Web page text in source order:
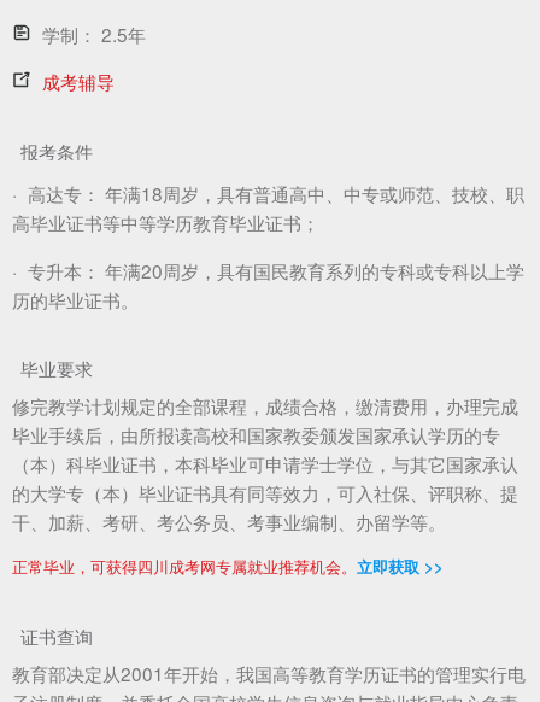
学制： 2.5年
成考辅导
报考条件
· 高达专： 年满18周岁，具有普通高中、中专或师范、技校、职
高毕业证书等中等学历教育毕业证书；
· 专升本： 年满20周岁，具有国民教育系列的专科或专科以上学
历的毕业证书。
毕业要求
修完教学计划规定的全部课程，成绩合格，缴清费用，办理完成
毕业手续后，由所报读高校和国家教委颁发国家承认学历的专
（本）科毕业证书，本科毕业可申请学士学位，与其它国家承认
的大学专（本）毕业证书具有同等效力，可入社保、评职称、提
干、加薪、考研、考公务员、考事业编制、办留学等。
正常毕业，可获得四川成考网专属就业推荐机会。 立即获取 >>
证书查询
教育部决定从2001年开始，我国高等教育学历证书的管理实行电